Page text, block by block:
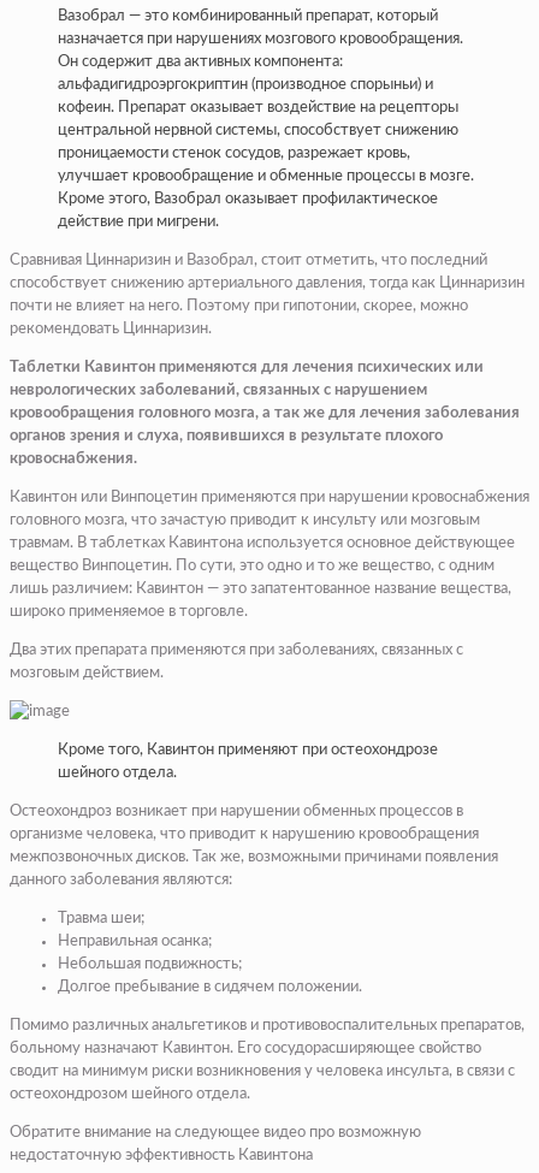
Вазобрал — это комбинированный препарат, который
назначается при нарушениях мозгового кровообращения.
Он содержит два активных компонента:
альфадигидроэргокриптин (производное спорыньи) и
кофеин. Препарат оказывает воздействие на рецепторы
центральной нервной системы, способствует снижению
проницаемости стенок сосудов, разрежает кровь,
улучшает кровообращение и обменные процессы в мозге.
Кроме этого, Вазобрал оказывает профилактическое
действие при мигрени.
Сравнивая Циннаризин и Вазобрал, стоит отметить, что последний
способствует снижению артериального давления, тогда как Циннаризин
почти не влияет на него. Поэтому при гипотонии, скорее, можно
рекомендовать Циннаризин.
Таблетки Кавинтон применяются для лечения психических или
неврологических заболеваний, связанных с нарушением
кровообращения головного мозга, а так же для лечения заболевания
органов зрения и слуха, появившихся в результате плохого
кровоснабжения.
Кавинтон или Винпоцетин применяются при нарушении кровоснабжения
головного мозга, что зачастую приводит к инсульту или мозговым
травмам. В таблетках Кавинтона используется основное действующее
вещество Винпоцетин. По сути, это одно и то же вещество, с одним
лишь различием: Кавинтон — это запатентованное название вещества,
широко применяемое в торговле.
Два этих препарата применяются при заболеваниях, связанных с
мозговым действием.
Кроме того, Кавинтон применяют при остеохондрозе
шейного отдела.
Остеохондроз возникает при нарушении обменных процессов в
организме человека, что приводит к нарушению кровообращения
межпозвоночных дисков. Так же, возможными причинами появления
данного заболевания являются:
Травма шеи;
Неправильная осанка;
Небольшая подвижность;
Долгое пребывание в сидячем положении.
Помимо различных анальгетиков и противовоспалительных препаратов,
больному назначают Кавинтон. Его сосудорасширяющее свойство
сводит на минимум риски возникновения у человека инсульта, в связи с
остеохондрозом шейного отдела.
Обратите внимание на следующее видео про возможную
недостаточную эффективность Кавинтона